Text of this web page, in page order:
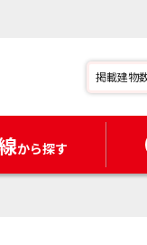
掲載建物
から探す